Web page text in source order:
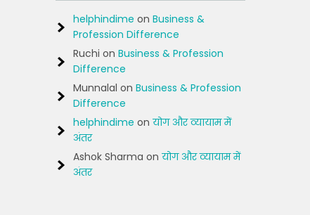
helphindime on Business &
Profession Difference
Ruchi on Business & Profession
Difference
Munnalal on Business & Profession
Difference
helphindime on योग और व्यायाम में
अंतर
Ashok Sharma on योग और व्यायाम में
अंतर